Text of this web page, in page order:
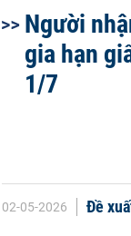
Người
gia hạn
1/7
02-05-2026 Đề